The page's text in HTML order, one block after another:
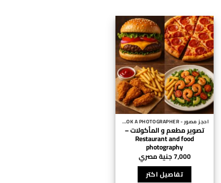
احجز مصور - BOOK A PHOTOGRAPHER
تصوير مطعم و المأكولات –
Restaurant and food
photography
7,000جنية مصري
تفاصيل اكتر